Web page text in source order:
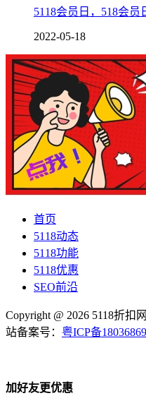
5118会员日，518会
2022-05-18
首页
5118动态
5118功能
5118优惠
SEO前沿
Copyright @ 2026 5118折扣
站备案号： 粤ICP备
加好友更优惠